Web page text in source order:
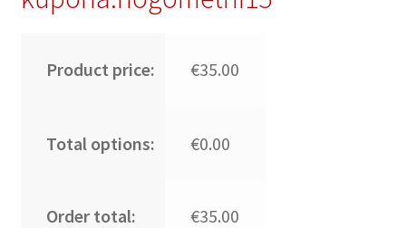
Product price: €35.00
Total options: €0.00
Order total: €35.00